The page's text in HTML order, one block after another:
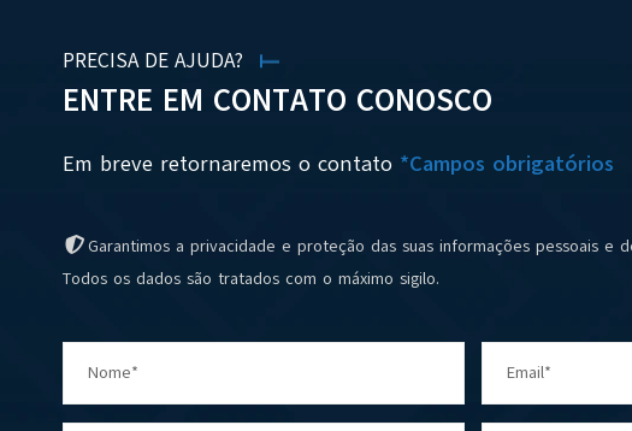
PRECISA DE AJUDA?
ENTRE EM CONTATO CONOSCO
Em breve retornaremos o contato *Campos obrigatórios
Garantimos a privacidade e proteção das suas informações pessoais e
Todos os dados são tratados com o máximo sigilo.
Nome* Email*